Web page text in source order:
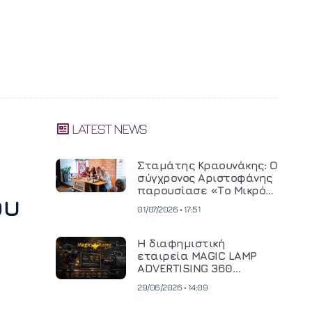
LATEST NEWS
Σταμάτης Κραουνάκης: Ο
σύγχρονος Αριστοφάνης
παρουσίασε «Το Μικρό
01/07/2026 • 17:51
Η διαφημιστική
εταιρεία MAGIC LAMP
ADVERTISING 360
κινηματογραφική
29/06/2026 • 14:09